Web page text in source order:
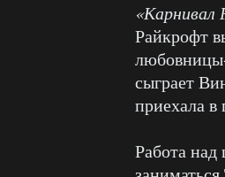
«Карнивал
Райкрофт
сыграет
приехала
Работа над